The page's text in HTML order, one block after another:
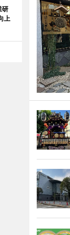
研
上